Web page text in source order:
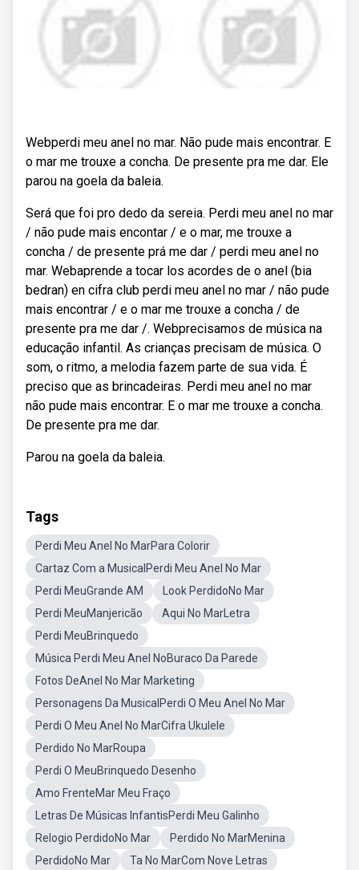
Webperdi meu anel no mar. Não pude mais encontrar. E
o mar me trouxe a concha. De presente pra me dar. Ele
parou na goela da baleia.
Será que foi pro dedo da sereia. Perdi meu anel no mar
/ não pude mais encontar / e o mar, me trouxe a
concha / de presente prá me dar / perdi meu anel no
mar. Webaprende a tocar los acordes de o anel (bia
bedran) en cifra club perdi meu anel no mar / não pude
mais encontrar / e o mar me trouxe a concha / de
presente pra me dar /. Webprecisamos de música na
educação infantil. As crianças precisam de música. O
som, o ritmo, a melodia fazem parte de sua vida. É
preciso que as brincadeiras. Perdi meu anel no mar
não pude mais encontrar. E o mar me trouxe a concha.
De presente pra me dar.
Parou na goela da baleia.
Tags
Perdi Meu Anel No MarPara Colorir
Cartaz Com a MusicalPerdi Meu Anel No Mar
Perdi MeuGrande AM
Look PerdidoNo Mar
Perdi MeuManjericão
Aqui No MarLetra
Perdi MeuBrinquedo
Música Perdi Meu Anel NoBuraco Da Parede
Fotos DeAnel No Mar Marketing
Personagens Da MusicalPerdi O Meu Anel No Mar
Perdi O Meu Anel No MarCifra Ukulele
Perdido No MarRoupa
Perdi O MeuBrinquedo Desenho
Amo FrenteMar Meu Fraço
Letras De Músicas InfantisPerdi Meu Galinho
Relogio PerdidoNo Mar
Perdido No MarMenina
PerdidoNo Mar
Ta No MarCom Nove Letras